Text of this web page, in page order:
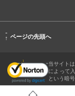
-
↑ ページの先頭へ
当サイト
によって
という暗